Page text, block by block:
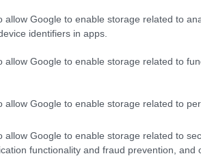
allow Google to enable storage related to
identifiers in apps.
allow Google to enable storage related to
allow Google to enable storage related to
allow Google to enable storage related to
functionality and fraud prevention, and
fenntartott házi médiája. A
része lett volna a Bókay Iskola külső
cseréje is.
mindenki, aki arra jár és nem
Ehhez képest a szeptember elsejei
él,